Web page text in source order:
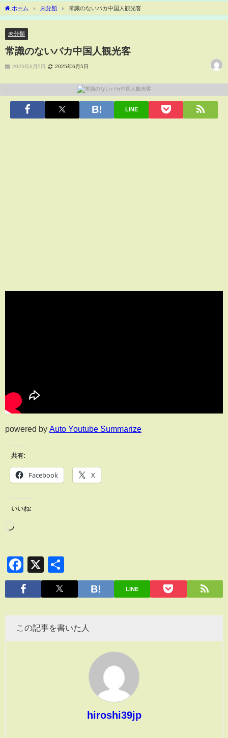
ホーム 未分類 常識のないバカ中国人観光客
未分類
常識のないバカ中国人観光客
2025年6月5日 2025年6月5日
LINE
powered by Auto Youtube Summarize
共有:
Facebook X
いいね:
Facebook
X
有
LINE
この記事を書いた人
hiroshi39jp